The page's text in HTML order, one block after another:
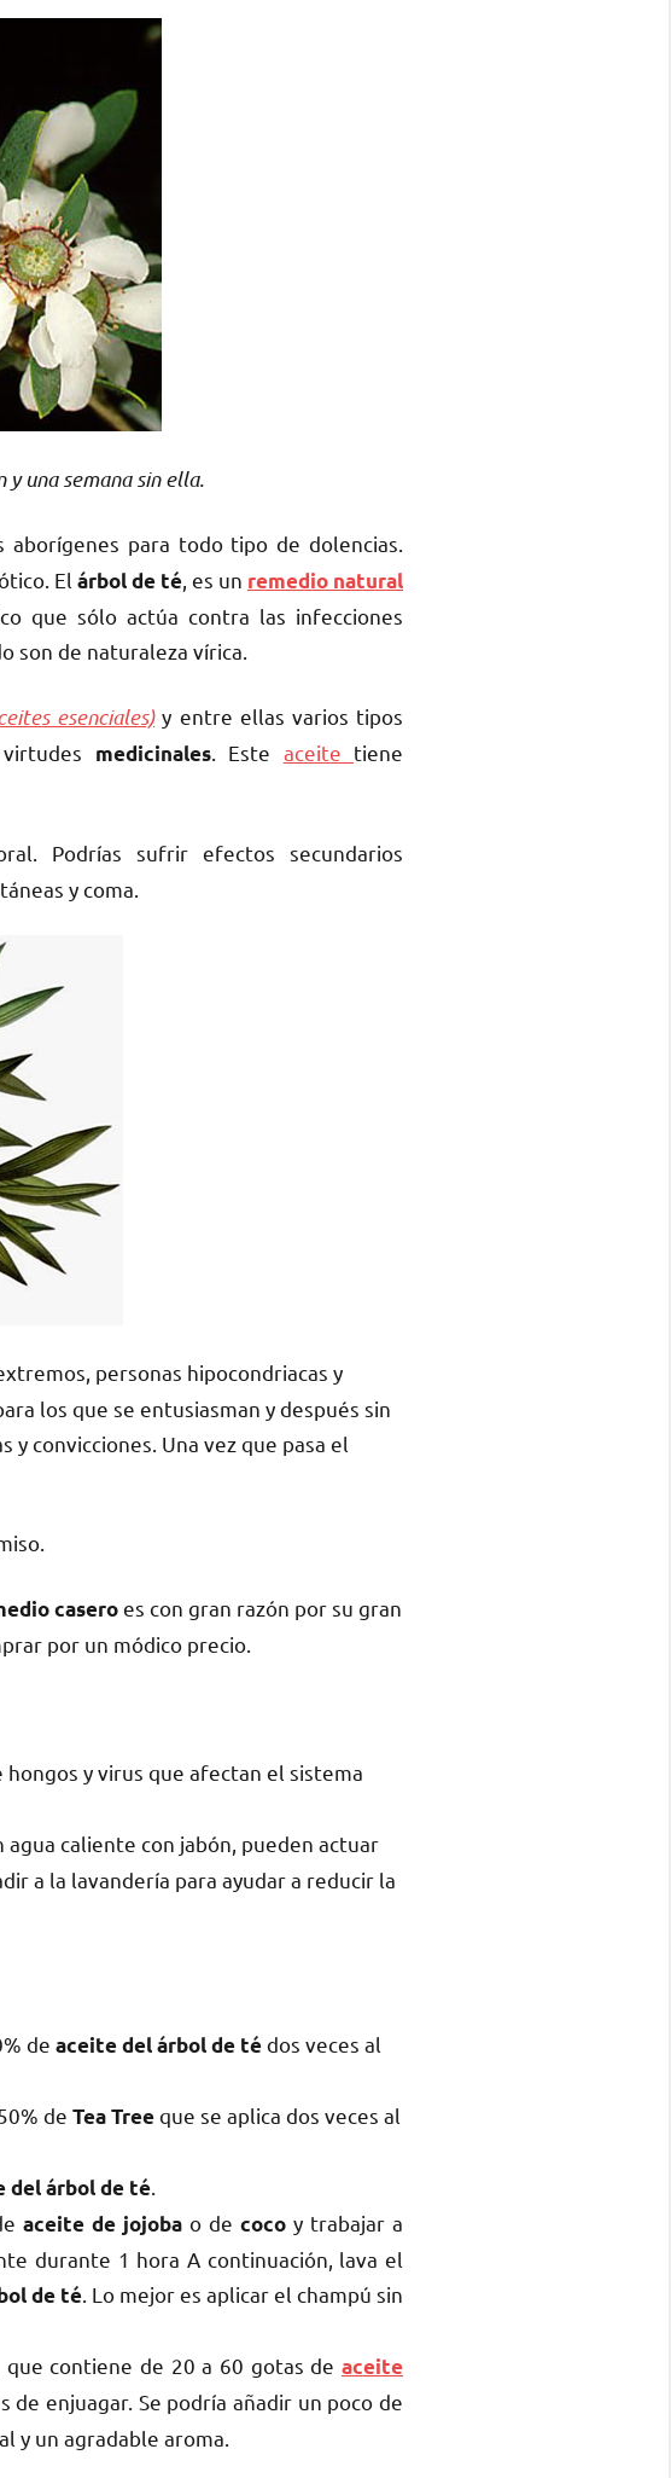
y una semana sin ella.
aborígenes para todo tipo de dolencias.
El árbol de té, es un remedio natural
que sólo actúa contra las infecciones
son de naturaleza vírica.
esenciales) y entre ellas varios tipos
medicinales. Este aceite tiene
Podrías sufrir efectos secundarios
y coma.
personas hipocondriacas y
los que se entusiasman y después sin
convicciones. Una vez que pasa el
caseroes con gran razón por su gran
por un módico precio.
y virus que afectan el sistema
agua caliente con jabón, pueden actuar
a la lavandería para ayudar a reducir la
de aceite del árbol de tédos veces al
de Tea Treeque se aplica dos veces al
del árbol de té.
aceite de jojoba o de coco y trabajar a
durante 1 hora A continuación, lava el
de té. Lo mejor es aplicar el champú sin
contiene de 20 a 60 gotas de aceite
enjuagar. Se podría añadir un poco de
y un agradable aroma.